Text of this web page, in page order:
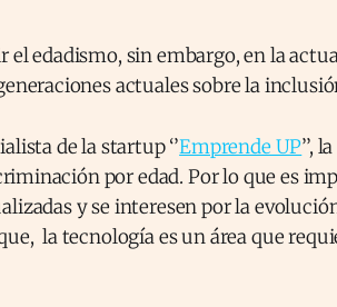
edadismo, sin embargo, en la
actuales sobre la
de la startup ‘’Emprende UP’’, la
por edad. Por lo que es
y se interesen por la
la tecnología es un área que